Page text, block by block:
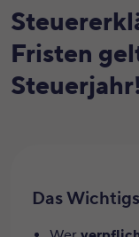
Fristen
Das